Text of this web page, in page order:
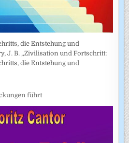
die Entstehung und
J. B. „Zivilisation und Fortschritt:
die Entstehung und
führt